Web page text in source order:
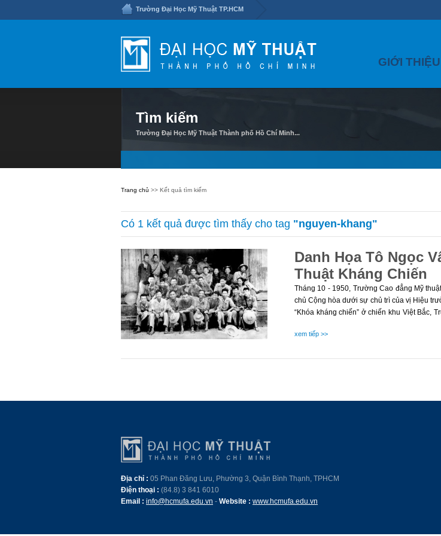
Trường Đại Học Mỹ Thuật TP.HCM
GIỚI THIỆU
Tìm kiếm
Trường Đại Học Mỹ Thuật Thành phố Hồ Chí Minh...
Trang chủ >> Kết quả tìm kiếm
Có 1 kết quả được tìm thấy cho tag "nguyen-khang"
Danh Họa Tô Ngọc
Thuật Kháng Chiến
Tháng 10 - 1950, Trường Cao đẳng Mỹ
chủ Cộng hòa dưới sự chủ trì của vị Hiệu
“Khóa kháng chiến” ở chiến khu Việt Bắc,
nhân dân…”
xem tiếp >>
Địa chỉ : 05 Phan Đăng Lưu, Phường 3, Quận Bình Thạnh, TPHCM
Điện thoại : (84.8) 3 841 6010
Email : info@hcmufa.edu.vn - Website : www.hcmufa.edu.vn